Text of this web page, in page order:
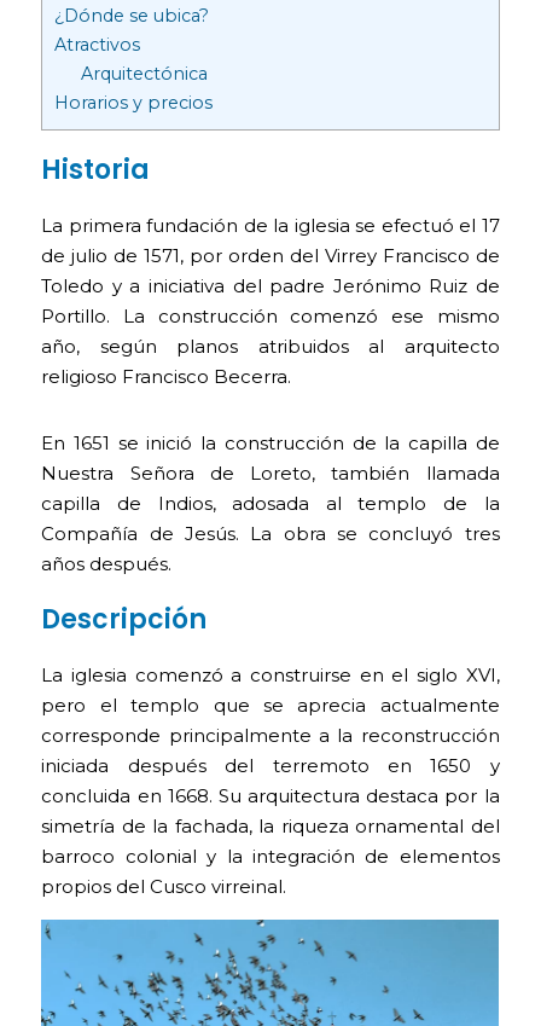
¿Dónde se ubica?
Atractivos
Arquitectónica
Horarios y precios
Historia
La primera fundación de la iglesia se efectuó el 17
de julio de 1571, por orden del Virrey Francisco de
Toledo y a iniciativa del padre Jerónimo Ruiz de
Portillo. La construcción comenzó ese mismo
año, según planos atribuidos al arquitecto
religioso Francisco Becerra.
En 1651 se inició la construcción de la capilla de
Nuestra Señora de Loreto, también llamada
capilla de Indios, adosada al templo de la
Compañía de Jesús. La obra se concluyó tres
años después.
Descripción
La iglesia comenzó a construirse en el siglo XVI,
pero el templo que se aprecia actualmente
corresponde principalmente a la reconstrucción
iniciada después del terremoto en 1650 y
concluida en 1668. Su arquitectura destaca por la
simetría de la fachada, la riqueza ornamental del
barroco colonial y la integración de elementos
propios del Cusco virreinal.